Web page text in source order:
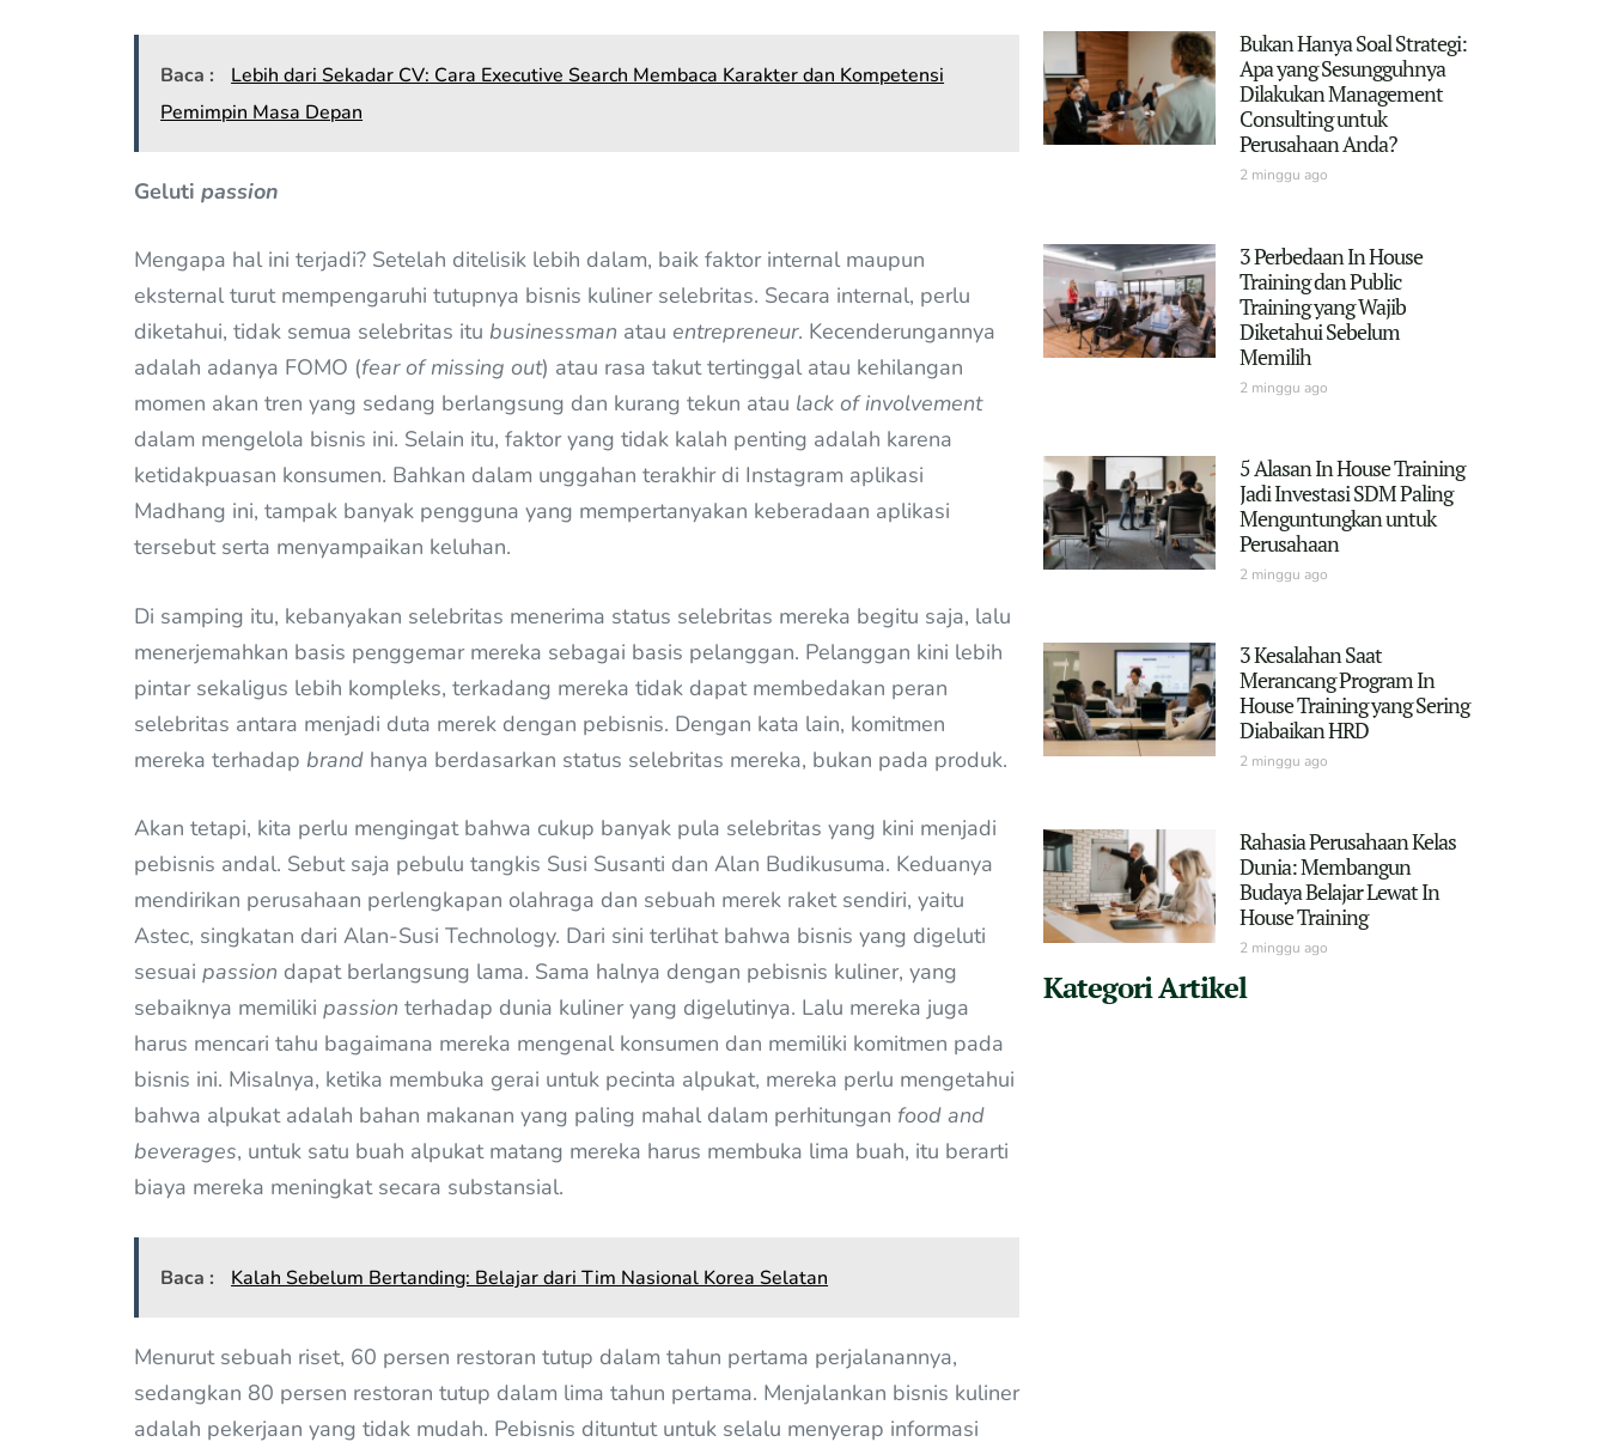
Baca :
Lebih dari Sekadar CV: Cara Executive Search Membaca Karakter dan Kompetensi
Pemimpin Masa Depan
Geluti passion
Mengapa hal ini terjadi? Setelah ditelisik lebih dalam, baik faktor internal maupun
eksternal turut mempengaruhi tutupnya bisnis kuliner selebritas. Secara internal, perlu
diketahui, tidak semua selebritas itu businessman atau entrepreneur. Kecenderungannya
adalah adanya FOMO (fear of missing out) atau rasa takut tertinggal atau kehilangan
momen akan tren yang sedang berlangsung dan kurang tekun atau lack of involvement
dalam mengelola bisnis ini. Selain itu, faktor yang tidak kalah penting adalah karena
ketidakpuasan konsumen. Bahkan dalam unggahan terakhir di Instagram aplikasi
Madhang ini, tampak banyak pengguna yang mempertanyakan keberadaan aplikasi
tersebut serta menyampaikan keluhan.
Di samping itu, kebanyakan selebritas menerima status selebritas mereka begitu saja, lalu
menerjemahkan basis penggemar mereka sebagai basis pelanggan. Pelanggan kini lebih
pintar sekaligus lebih kompleks, terkadang mereka tidak dapat membedakan peran
selebritas antara menjadi duta merek dengan pebisnis. Dengan kata lain, komitmen
mereka terhadap brand hanya berdasarkan status selebritas mereka, bukan pada produk.
Akan tetapi, kita perlu mengingat bahwa cukup banyak pula selebritas yang kini menjadi
pebisnis andal. Sebut saja pebulu tangkis Susi Susanti dan Alan Budikusuma. Keduanya
mendirikan perusahaan perlengkapan olahraga dan sebuah merek raket sendiri, yaitu
Astec, singkatan dari Alan-Susi Technology. Dari sini terlihat bahwa bisnis yang digeluti
sesuai passion dapat berlangsung lama. Sama halnya dengan pebisnis kuliner, yang
sebaiknya memiliki passion terhadap dunia kuliner yang digelutinya. Lalu mereka juga
harus mencari tahu bagaimana mereka mengenal konsumen dan memiliki komitmen pada
bisnis ini. Misalnya, ketika membuka gerai untuk pecinta alpukat, mereka perlu mengetahui
bahwa alpukat adalah bahan makanan yang paling mahal dalam perhitungan food and
beverages, untuk satu buah alpukat matang mereka harus membuka lima buah, itu berarti
biaya mereka meningkat secara substansial.
Baca : Kalah Sebelum Bertanding: Belajar dari Tim Nasional Korea Selatan
Menurut sebuah riset, 60 persen restoran tutup dalam tahun pertama perjalanannya,
sedangkan 80 persen restoran tutup dalam lima tahun pertama. Menjalankan bisnis kuliner
adalah pekerjaan yang tidak mudah. Pebisnis dituntut untuk selalu menyerap informasi
Bukan Hanya Soal Strategi:
Apa yang Sesungguhnya
Dilakukan Management
Consulting untuk
Perusahaan Anda?
2 minggu ago
3 Perbedaan In House
Training dan Public
Training yang Wajib
Diketahui Sebelum
Memilih
2 minggu ago
5 Alasan In House Training
Jadi Investasi SDM Paling
Menguntungkan untuk
Perusahaan
2 minggu ago
3 Kesalahan Saat
Merancang Program In
House Training yang Sering
Diabaikan HRD
2 minggu ago
Rahasia Perusahaan Kelas
Dunia: Membangun
Budaya Belajar Lewat In
House Training
2 minggu ago
Kategori Artikel